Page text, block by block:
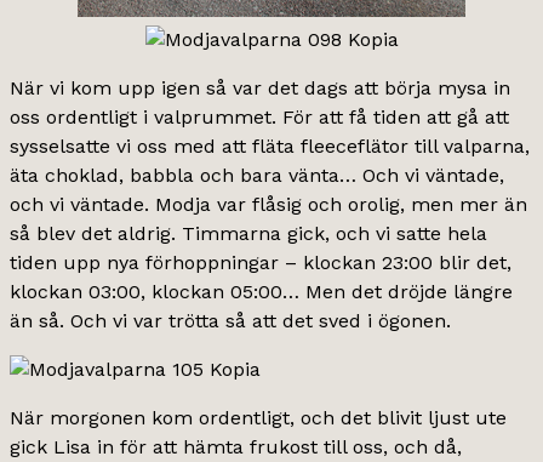
När vi kom upp igen så var det dags att börja mysa in
oss ordentligt i valprummet. För att få tiden att gå att
sysselsatte vi oss med att fläta fleeceflätor till valparna,
äta choklad, babbla och bara vänta… Och vi väntade,
och vi väntade. Modja var flåsig och orolig, men mer än
så blev det aldrig. Timmarna gick, och vi satte hela
tiden upp nya förhoppningar – klockan 23:00 blir det,
klockan 03:00, klockan 05:00… Men det dröjde längre
än så. Och vi var trötta så att det sved i ögonen.
När morgonen kom ordentligt, och det blivit ljust ute
gick Lisa in för att hämta frukost till oss, och då,